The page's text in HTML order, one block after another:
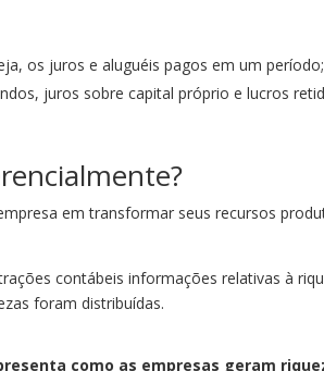
os juros e aluguéis pagos em um
juros sobre capital próprio e lucros
em transformar seus recursos
contábeis informações relativas à
foram distribuídas.
como as empresas geram